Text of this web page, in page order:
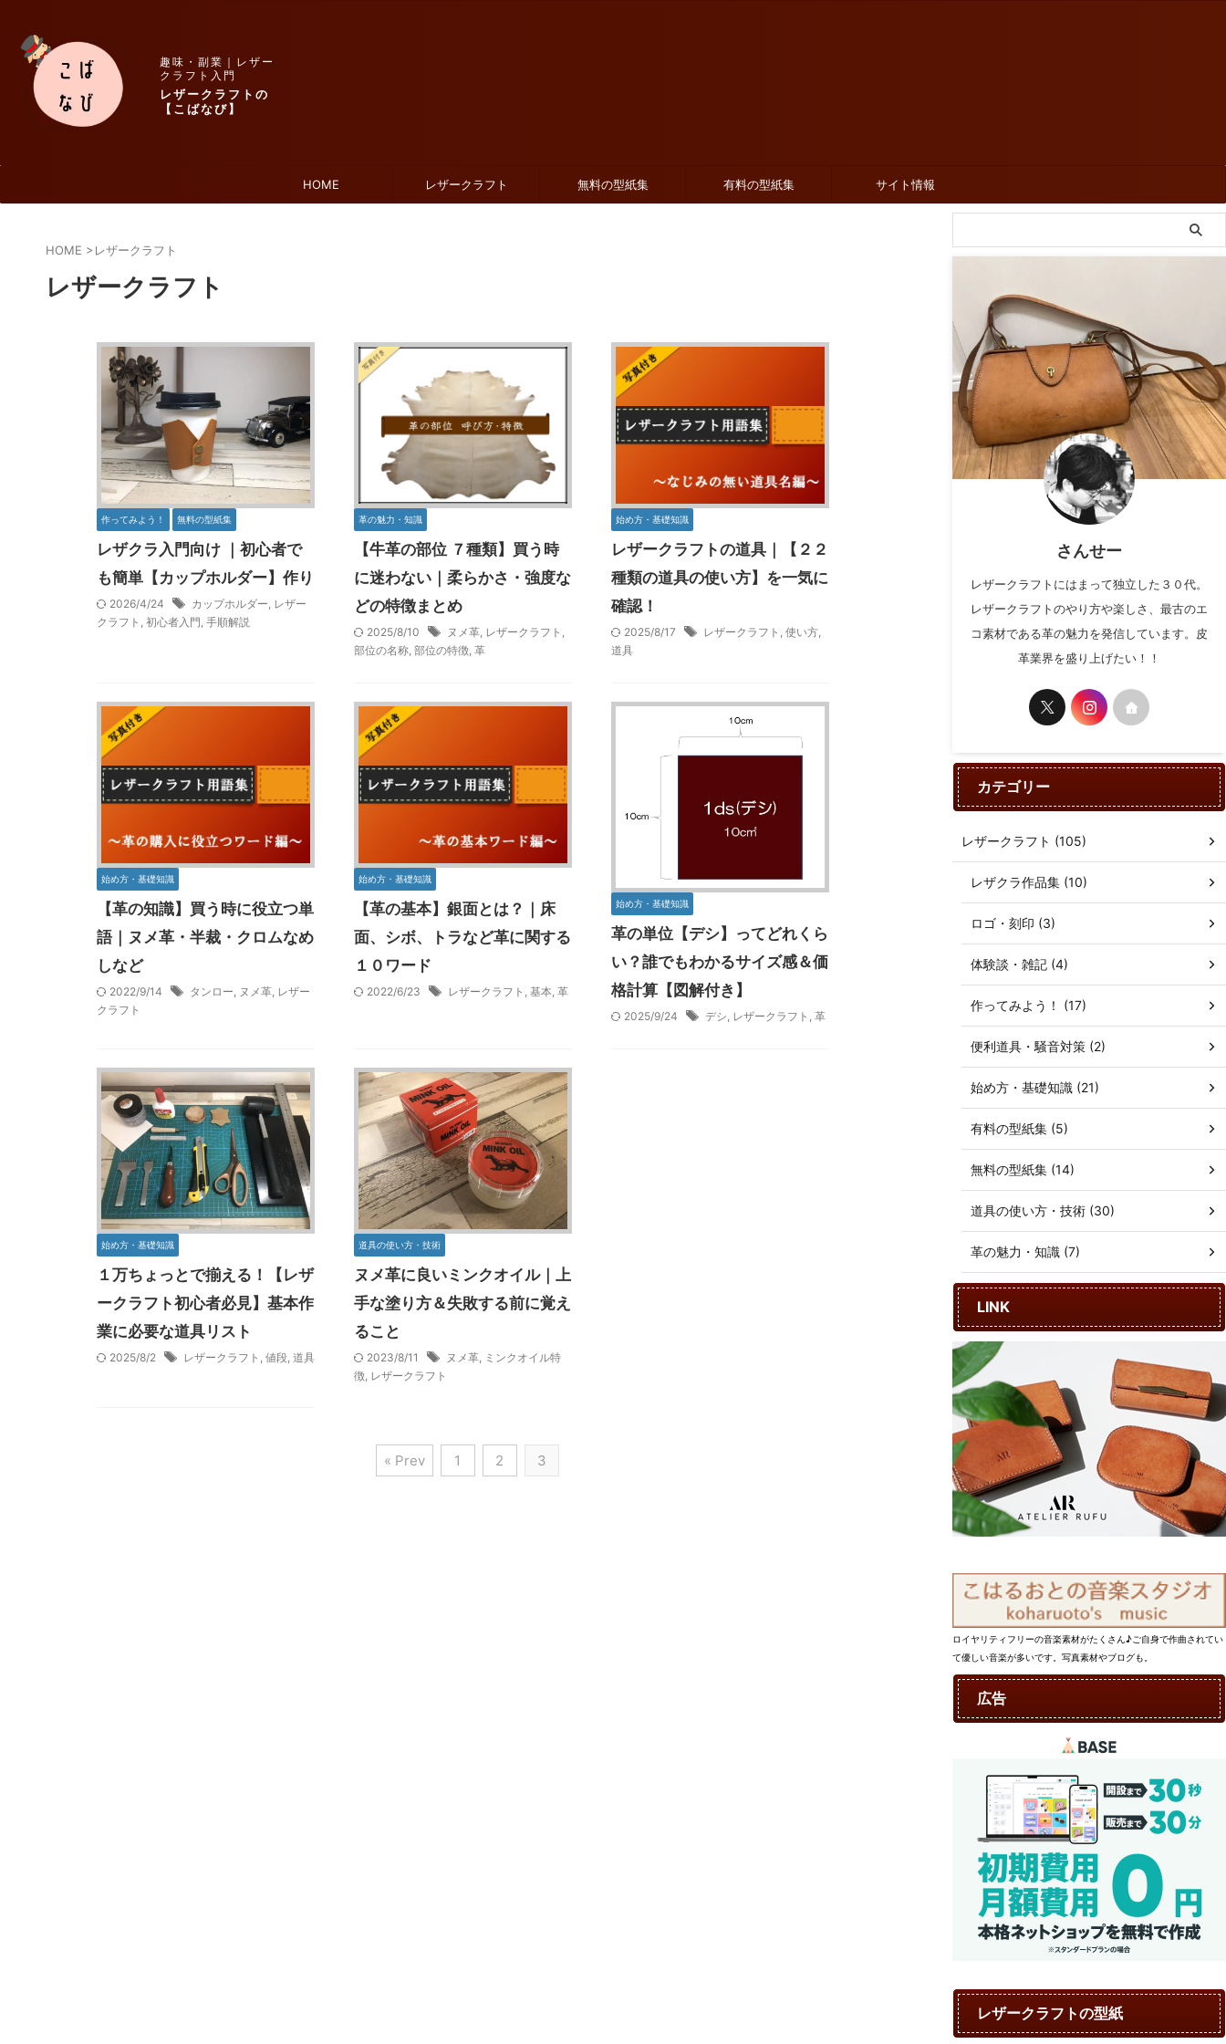
趣味・副業｜レザー
クラフト入門
レザークラフトの
【こばなび】
HOME レザークラフト 無料の型紙集 有料の型紙集 サイト情報
HOME >レザークラフト
レザークラフト
作ってみよう！ 無料の型紙集
レザクラ入門向け ｜初心者で
も簡単【カップホルダー】作り
2026/4/24 カップホルダー レザー
クラフト ,初心者入門 ,手順解説
革の魅力・知識
【牛革の部位 ７種類】買う時
に迷わない｜柔らかさ・強度な
どの特徴まとめ
2025/8/10 ヌメ革 レザークラフト
部位の名称 ,部位の特徴 ,革
始め方・基礎知識
レザークラフトの道具｜【２２
種類の道具の使い方】を一気に
確認！
2025/8/17 レザークラフト 使い方,
道具
始め方・基礎知識
【革の知識】買う時に役立つ単
語｜ヌメ革・半裁・クロムなめ
しなど
2022/9/14 タンロー ヌメ革 レザー
クラフト
始め方・基礎知識
【革の基本】銀面とは？｜床
面、シボ、トラなど革に関する
１０ワード
2022/6/23 レザークラフト ,基本 ,革
始め方・基礎知識
革の単位【デシ】ってどれくら
い？誰でもわかるサイズ感＆価
格計算【図解付き】
2025/9/24 デシ, レザークラフト , 革
始め方・基礎知識
１万ちょっとで揃える！【レザ
ークラフト初心者必見】基本作
業に必要な道具リスト
2025/8/2 レザークラフト ,値段 ,道具
道具の使い方・技術
ヌメ革に良いミンクオイル｜上
手な塗り方＆失敗する前に覚え
ること
2023/8/11 ヌメ革 ミンクオイル特
徴 レザークラフト
« Prev 1 2 3
さんせー
レザークラフトにはまって独立した３０代。
レザークラフトのやり方や楽しさ、最古のエ
コ素材である革の魅力を発信しています。皮
革業界を盛り上げたい！！
カテゴリー
レザークラフト (105)
レザクラ作品集 (10)
ロゴ・刻印 (3)
体験談・雑記 (4)
作ってみよう！ (17)
便利道具・騒音対策 (2)
始め方・基礎知識 (21)
有料の型紙集 (5)
無料の型紙集 (14)
道具の使い方・技術 (30)
革の魅力・知識 (7)
LINK
ロイヤリティフリーの音楽素材がたくさん♪ご自身で作曲されてい
て優しい音楽が多いです。写真素材やブログも。
広告
レザークラフトの型紙